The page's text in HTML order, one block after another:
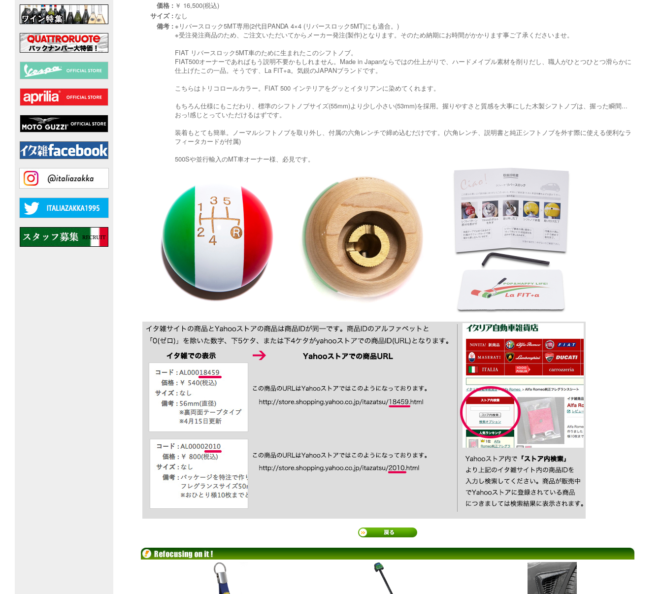
価格 : ￥ 16,500(税込)
サイズ : なし
備考 : ※リバースロック5MT専用(2代目PANDA 4×4 (リバースロック5MT)にも適合。)
※受注発注商品のため、ご注文いただいてからメーカー発注(製作)となります。そのため納期にお時間がかかります事ご了承くださいませ。
FIAT リバースロック5MT車のために生まれたこのシフトノブ。
FIAT500オーナーであればもう説明不要かもしれません。Made in Japanならではの仕上がりで、ハードメイプル素材を削りだし、職人がひとつひとつ滑らかに
仕上げたこの一品。そうです、La FIT+a。気鋭のJAPANブランドです。
こちらはトリコロールカラー。FIAT 500 インテリアをグッとイタリアンに染めてくれます。
もちろん仕様にもこだわり、標準のシフトノブサイズ(55mm)より少し小さい(53mm)を採用。握りやすさと質感を大事にした木製シフトノブは、握った瞬間...
おっ!感じとっていただけるはずです。
装着もとても簡単。ノーマルシフトノブを取り外し、付属の六角レンチで締め込むだけです。(六角レンチ、説明書と純正シフトノブを外す際に使える便利なラ
フィータカードが付属)
500Sや並行輸入のMT車オーナー様、必見です。